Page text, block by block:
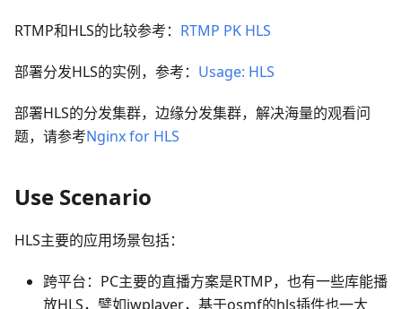
RTMP和HLS的比较参考： RTMP PK HLS
部署分发HLS的实例，参考： Usage: HLS
部署HLS的分发集群，边缘分发集群，解决海量的观看问
题，请参考Nginx for HLS
Use Scenario
HLS主要的应用场景包括：
跨平台：PC主要的直播方案是RTMP，也有一些库能播
放HLS，譬如jwplayer，基于osmf的hls插件也一大